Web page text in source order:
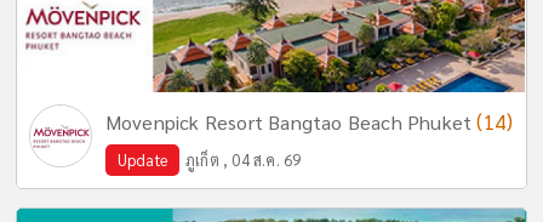
Movenpick Resort Bangtao Beach Phuket(14)
Update ภูเก็ต , 04 ส.ค. 69